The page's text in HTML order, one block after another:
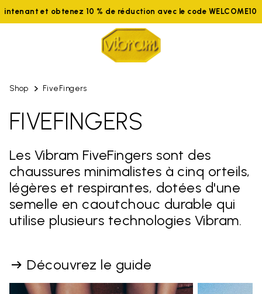
et obtenez 10 % de réduction avec le code WELCOME10
Shop FiveFingers
FIVEFINGERS
Les Vibram FiveFingers sont des
chaussures minimalistes à cinq orteils,
légères et respirantes, dotées d'une
semelle en caoutchouc durable qui
utilise plusieurs technologies Vibram.
Découvrez le guide